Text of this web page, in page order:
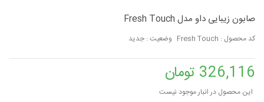
صابون زیبایی داو مدل Fresh Touch
کد محصول : Fresh Touch وضعیت : جدید
326,116 تومان
این محصول در انبار موجود نیست